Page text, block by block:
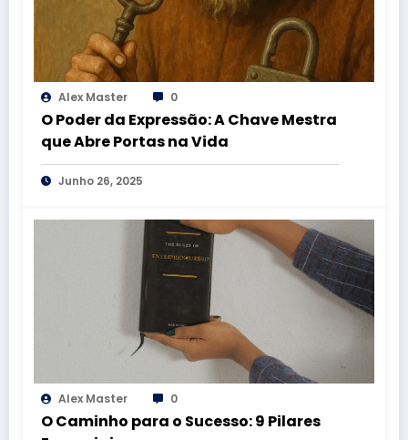
Alex Master 0
O Poder da Expressão: A Chave Mestra
que Abre Portas na Vida
Junho 26, 2025
Alex Master 0
O Caminho para o Sucesso: 9 Pilares